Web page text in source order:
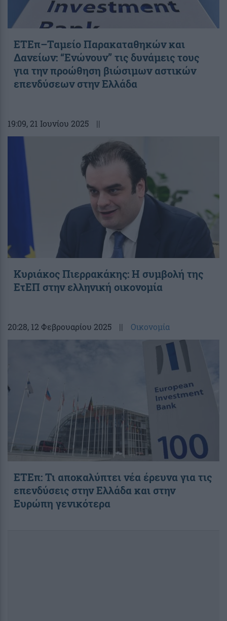
ΕΤΕπ–Ταμείο Παρακαταθηκών και
Δανείων: “Ενώνουν” τις δυνάμεις τους
για την προώθηση βιώσιμων αστικών
επενδύσεων στην Ελλάδα
19:09, 21 Ιουνίου 2025 ||
Κυριάκος Πιερρακάκης: Η συμβολή της
ΕτΕΠ στην ελληνική οικονομία
20:28, 12 Φεβρουαρίου 2025 || Οικονομία
ΕΤΕπ: Τι αποκαλύπτει νέα έρευνα για τις
επενδύσεις στην Ελλάδα και στην
Ευρώπη γενικότερα